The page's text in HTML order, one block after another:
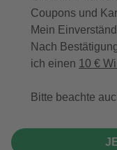
Coupons und
Mein
Nach
ich einen 10 €
Bitte beachte